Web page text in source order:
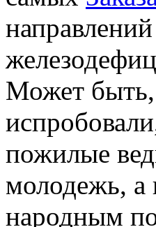
Может быть,
пожилые
молодежь, а
народным